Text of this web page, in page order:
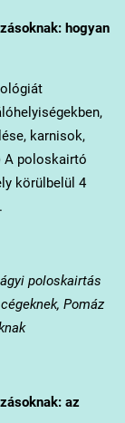
hogyan
karnisok,
A poloskairtó
körülbelül 4
poloskairtás
Pomáz
az